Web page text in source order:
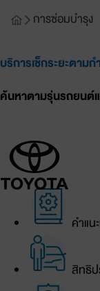
การซ่อมบำรุง
บริการเช็กระยะตาม
ค้นหาตามรุ่นรถยนต์แ
คำแน
สิทธิป
บัญชีของฉัน
เข้าสู่ระบบ